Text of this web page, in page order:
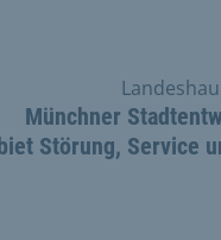
Münchner
Störung, Service